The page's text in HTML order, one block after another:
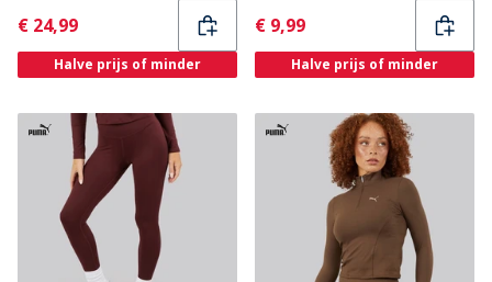
Current
€ 24,99
Halve prijs of minder
Current
€ 9,99
Halve prijs of minder